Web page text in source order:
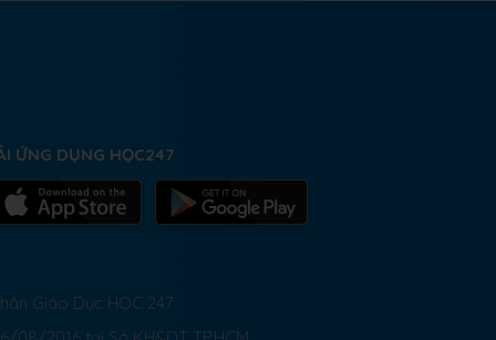
ỨNG DỤNG HỌC247
Giáo Dục HỌC 247